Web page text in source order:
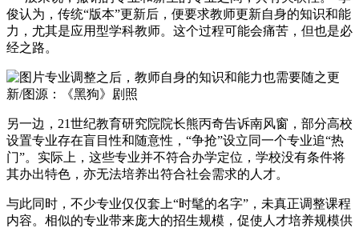
俊认为，传统“版本”更新后，便要求教师更新自身的知识和能
力，尤其是应用型学科教师。这个过程可能会痛苦，但也是必
经之路。
专业调整之后，教师自身的知识和能力也需要随之更
新/图源：《黑狗》剧照
另一边，21世纪教育研究院院长熊丙奇告诉南风窗，部分高校
设置专业存在盲目性和随意性，“争抢”设立同一个专业追“热
门”。实际上，这些专业并不符合办学定位，学校没有条件将
其办出特色，亦无法培养出符合社会需求的人才。
与此同时，不少专业仅仅套上“时髦的名字”，未真正调整课程
内容。相似的专业带来庞大的招生规模，促使人才培养规模供